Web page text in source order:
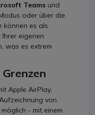
Teams und
oder über die
können es als
eigenen
was es extrem
Apple AirPlay,
von
- mit einem